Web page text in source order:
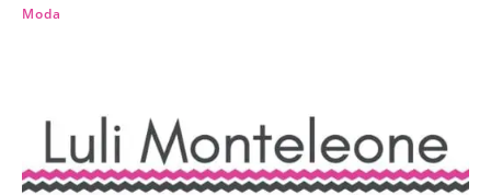
Moda